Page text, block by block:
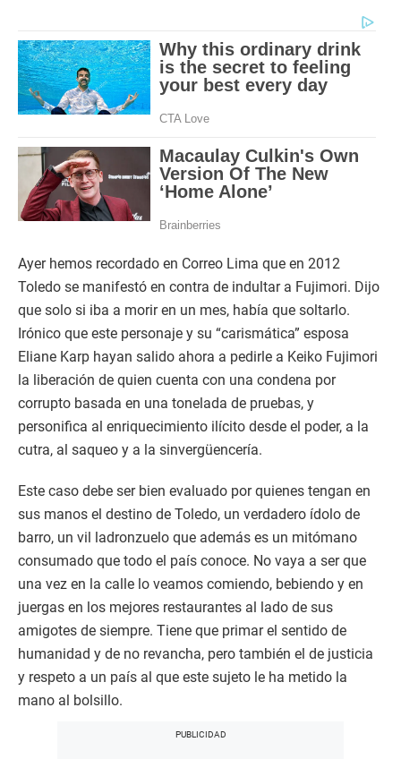
Ayer hemos recordado en Correo Lima que en 2012
Toledo se manifestó en contra de indultar a Fujimori. Dijo
que solo si iba a morir en un mes, había que soltarlo.
Irónico que este personaje y su “carismática” esposa
Eliane Karp hayan salido ahora a pedirle a Keiko Fujimori
la liberación de quien cuenta con una condena por
corrupto basada en una tonelada de pruebas, y
personifica al enriquecimiento ilícito desde el poder, a la
cutra, al saqueo y a la sinvergüencería.
Este caso debe ser bien evaluado por quienes tengan en
sus manos el destino de Toledo, un verdadero ídolo de
barro, un vil ladronzuelo que además es un mitómano
consumado que todo el país conoce. No vaya a ser que
una vez en la calle lo veamos comiendo, bebiendo y en
juergas en los mejores restaurantes al lado de sus
amigotes de siempre. Tiene que primar el sentido de
humanidad y de no revancha, pero también el de justicia
y respeto a un país al que este sujeto le ha metido la
mano al bolsillo.